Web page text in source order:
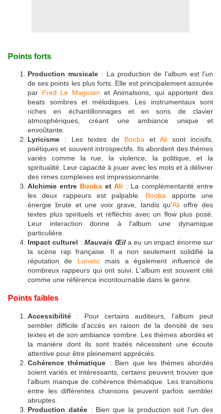
Points forts
Production musicale : La production de l'album est l'un
de ses points les plus forts. Elle est principalement assurée
par Fred Le Magicien et Animalsons, qui apportent des
beats sombres et mélodiques. Les instrumentaux sont
riches en échantillonnages et en sons de clavier
atmosphériques, créant une ambiance unique et
envoûtante.
Lyricisme : Les textes de Booba et Ali sont incisifs,
poétiques et souvent introspectifs. Ils abordent des thèmes
variés comme la rue, la violence, la politique, et la
spiritualité. Leur capacité à jouer avec les mots et à délivrer
des rimes complexes est impressionnante.
Alchimie entre Booba et Ali : La complémentarité entre
les deux rappeurs est palpable. Booba apporte une
énergie brute et une voix grave, tandis qu'Ali offre des
textes plus spirituels et réfléchis avec un flow plus posé.
Leur interaction donne à l'album une dynamique
particulière.
Impact culturel :Mauvais Œila eu un impact énorme sur
la scène rap française. Il a non seulement solidifié la
réputation de Lunaticmais a également influencé de
nombreux rappeurs qui ont suivi. L'album est souvent cité
comme une référence incontournable dans le genre.
Points faibles
Accessibilité : Pour certains auditeurs, l'album peut
sembler difficile d'accès en raison de la densité de ses
textes et de son ambiance sombre. Les thèmes abordés et
la manière dont ils sont traités nécessitent une écoute
attentive pour être pleinement appréciés.
Cohérence thématique : Bien que les thèmes abordés
soient variés et intéressants, certains peuvent trouver que
l'album manque de cohérence thématique. Les transitions
entre les différentes chansons peuvent parfois sembler
abruptes.
Production datée: Bien que la production soit l'un des